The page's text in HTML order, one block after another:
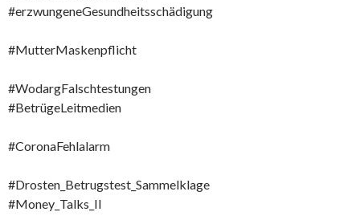
#erzwungeneGesundheitsschädigung
#MutterMaskenpflicht
#WodargFalschtestungen
#BetrügeLeitmedien
#CoronaFehlalarm
#Drosten_Betrugstest_Sammelklage
#Money_Talks_II